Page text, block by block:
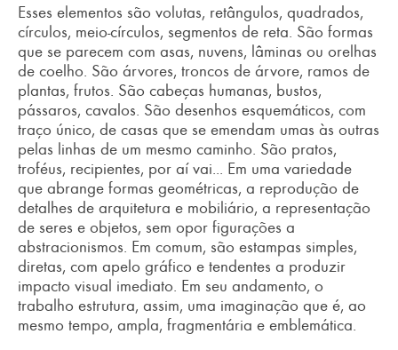
Esses elementos são volutas, retângulos, quadrados,
círculos, meio-círculos, segmentos de reta. São formas
que se parecem com asas, nuvens, lâminas ou orelhas
de coelho. São árvores, troncos de árvore, ramos de
plantas, frutos. São cabeças humanas, bustos,
pássaros, cavalos. São desenhos esquemáticos, com
traço único, de casas que se emendam umas às outras
pelas linhas de um mesmo caminho. São pratos,
troféus, recipientes, por aí vai... Em uma variedade
que abrange formas geométricas, a reprodução de
detalhes de arquitetura e mobiliário, a representação
de seres e objetos, sem opor figurações a
abstracionismos. Em comum, são estampas simples,
diretas, com apelo gráfico e tendentes a produzir
impacto visual imediato. Em seu andamento, o
trabalho estrutura, assim, uma imaginação que é, ao
mesmo tempo, ampla, fragmentária e emblemática.